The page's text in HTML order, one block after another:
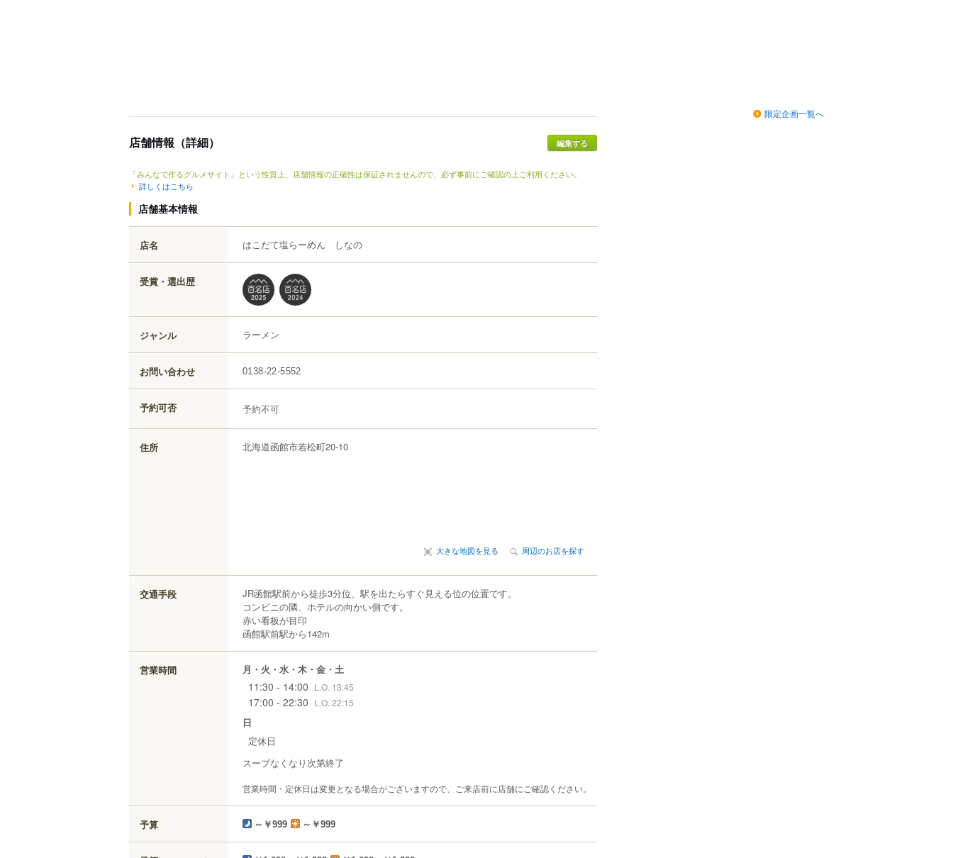
店舗情報（詳細）
「みんなで作るグルメサイト」という性質上、店舗情報の正確性は保証されませんので、必ず事前にご確認の上ご利用ください。
詳しくはこちら
店舗基本情報
店名 はこだて塩らーめん しなの
受賞・選出歴
ジャンル ラーメン
お問い合わせ 0138-22-5552
予約可否 予約不可
住所 北海道函館市若松町20-10
大きな地図を見る 周辺のお店を探す
交通手段
JR函館駅前から徒歩3分位、駅を出たらすぐ見える位の位置です。
コンビニの隣、ホテルの向かい側です。
赤い看板が目印
函館駅前駅から142m
営業時間 月・火・水・木・金・土
11:30 - 14:00 L.O. 13:45
17:00 - 22:30 L.O. 22:15
日
定休日
スープなくなり次第終了
営業時間・定休日は変更となる場合がございますので、ご来店前に店舗にご確認ください。
予算 ～￥999 ～￥999
限定企画一覧へ